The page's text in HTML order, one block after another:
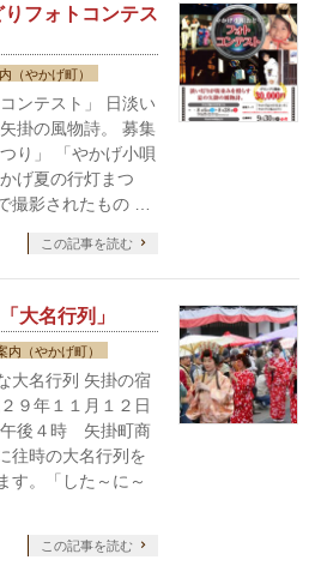
りフォトコンテス
（やかげ町）
ンテスト」 日淡い
掛の風物詩。 募集
り」 「やかげ小唄
げ夏の行灯まつ
撮影されたもの …
この記事を読む
大名行列」
内（やかげ町）
大名行列 矢掛の宿
９年１１月１２日
午後４時 矢掛町商
往時の大名行列を
す。「した～に～
この記事を読む